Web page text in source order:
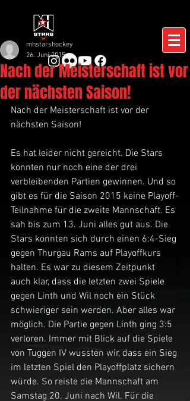
Nach der Meisterschaft ist vor
der nächsten Saison!
mhstarshockey
26. Juni 2015
Nach der Meisterschaft ist vor der
nächsten Saison!
Es hat leider nicht gereicht. Die Stars
konnten nur noch eine der drei
verbleibenden Partien gewinnen. Und so
gibt es für die Saison 2015 keine Playoff-
Teilnahme für die zweite Mannschaft. Es
sah bis zum 13. Juni alles gut aus. Die
Stars konnten sich durch einen 6:4-Sieg
gegen Thurgau Rams auf Playoffkurs
halten. Es war zu diesem Zeitpunkt
auch klar, dass die letzten zwei Spiele
gegen Linth und Wil noch ein Stück
schwieriger sein werden. Aber alles war
möglich. Die Partie gegen Linth ging 3:5
verloren. Immer mit Blick auf die Spiele
von Tuggen IV wussten wir, dass ein Sieg
im letzten Spiel den Playoffplatz sichern
würde. So reiste die Mannschaft am
Samstag 20. Juni nach Wil. Für die